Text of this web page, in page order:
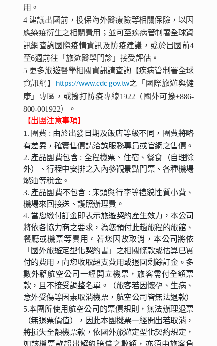
用。
4 建議出國前，投保海外醫療險等相關保險，以因
應染疫衍生之相關費用；並可至疾病管制署全球資
訊網查詢國際疫情資訊及防疫建議，或於出國前4
至6週前往「旅遊醫學門診」接受評估。
5 更多旅遊醫學相關資訊請查詢【疾病管制署全球
資訊網】
https://www.cdc.gov.tw之「國際旅遊與健
康」專區，或撥打防疫專線1922（國外可撥+886-
800-001922）。
【出團注意事項】
1. 團費 : 由於出發日期及飯店等級不同，團費將略
有差異，確實售價請洽詢服務專員或官網之售價。
2. 產品團費包含 : 全程機票、住宿、餐食（自理除
外）、行程中安排之入內參觀景點門票、各種機場
燃油等稅金。
3. 產品團費不包含 : 床頭與行李等禮貌性質小費、
機場來回接送、護照辦理費。
4. 當您繳付訂金即表示旅遊契約產生效力，本公司
將依各協力商之要求，為您預付此趟旅程的旅館、
餐廳或機票等費用。若您因故取消，本公司將依
「國外旅遊定型化契約書」之相關條款或估算已實
付的費用，向您收取超支費用或退回剩餘訂金。多
數外籍航空公司一經開立機票，旅客需付全額票
款，且不接受調整名單。（旅客若因懷孕、生病、
意外受傷等因素取消機票，航空公司皆無法退款）
5.本團所使用航空公司的票價規則，無法辦理退票
（無退票價值），因此本團機票一經開出若取消，
將損失全額機票款，依國外旅遊定型化契約規定，
如該機票款超出解約賠償之數額，亦須由旅客負